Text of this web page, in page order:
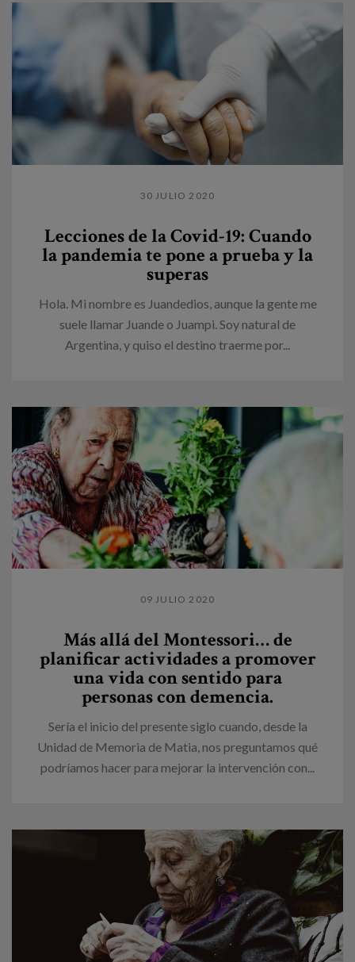
30 JULIO 2020
Lecciones de la Covid-19: Cuando
la pandemia te pone a prueba y la
superas
Hola. Mi nombre es Juandedios, aunque la gente me
suele llamar Juande o Juampi. Soy natural de
Argentina, y quiso el destino traerme por...
09 JULIO 2020
Más allá del Montessori… de
planificar actividades a promover
una vida con sentido para
personas con demencia.
Sería el inicio del presente siglo cuando, desde la
Unidad de Memoria de Matia, nos preguntamos qué
podríamos hacer para mejorar la intervención con...